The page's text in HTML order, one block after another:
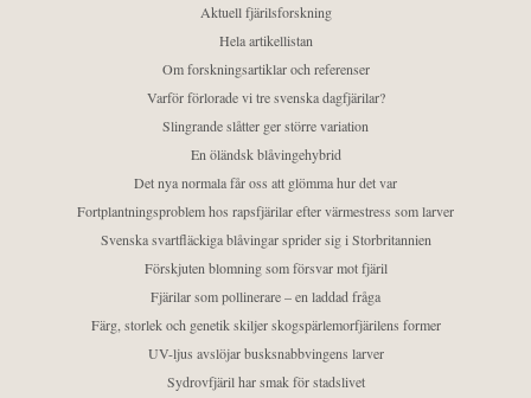
Aktuell fjärilsforskning
Hela artikellistan
Om forskningsartiklar och referenser
Varför förlorade vi tre svenska dagfjärilar?
Slingrande slåtter ger större variation
En öländsk blåvingehybrid
Det nya normala får oss att glömma hur det var
Fortplantningsproblem hos rapsfjärilar efter värmestress som larver
Svenska svartfläckiga blåvingar sprider sig i Storbritannien
Förskjuten blomning som försvar mot fjäril
Fjärilar som pollinerare – en laddad fråga
Färg, storlek och genetik skiljer skogspärlemorfjärilens former
UV-ljus avslöjar busksnabbvingens larver
Sydrovfjäril har smak för stadslivet